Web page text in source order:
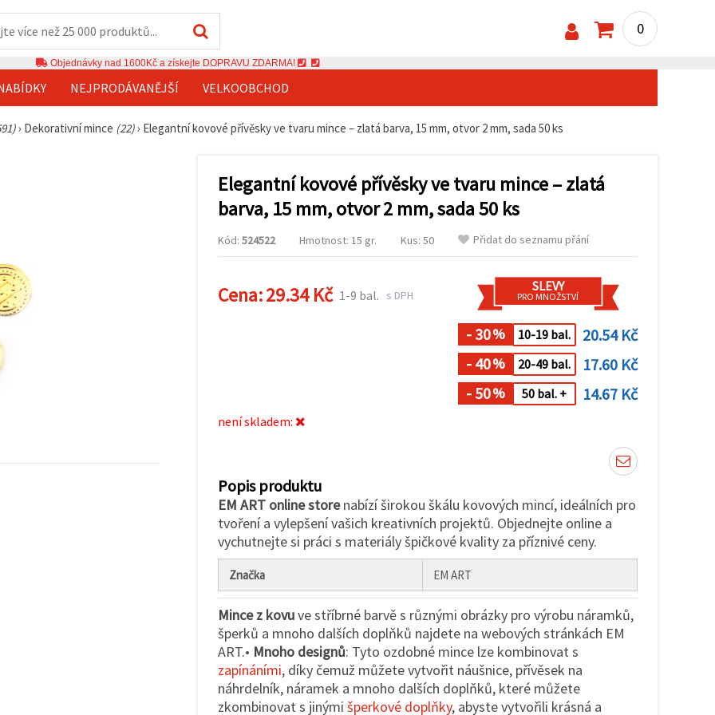
0
Objednávky nad 1600Kč a získejte DOPRAVU ZDARMA!
NEJPRODÁVANĚJŠÍ VELKOOBCHOD
› Dekorativní mince (22)› Elegantní kovové přívěsky ve tvaru mince – zlatá barva, 15 mm, otvor 2 mm, sada 50 ks
Elegantní kovové přívěsky ve tvaru mince – zlatá
barva, 15 mm, otvor 2 mm, sada 50 ks
Kód: 524522 Hmotnost: 15 gr. Kus: 50 Přidat do seznamu přání
Cena:29.34 Kč 1-9 bal. s DPH
SLEVY
PRO MNOŽSTVÍ
- 30% 10-19 bal.
20.54 Kč
- 40% 20-49 bal.
17.60 Kč
- 50% 50 bal. + 14.67 Kč
není skladem:
Popis produktu
EM ART online storenabízí širokou škálu kovových mincí, ideálních pro
tvoření a vylepšení vašich kreativních projektů. Objednejte online a
vychutnejte si práci s materiály špičkové kvality za příznivé ceny.
Značka EM ART
Mince z kovuve stříbrné barvě s různými obrázky pro výrobu náramků,
šperků a mnoho dalších doplňků najdete na webových stránkách EM
ART.• Mnoho designů: Tyto ozdobné mince lze kombinovat s
zapínáními, díky čemuž můžete vytvořit náušnice, přívěsek na
náhrdelník, náramek a mnoho dalších doplňků, které můžete
zkombinovat s jinými šperkové doplňky, abyste vytvořili krásná a